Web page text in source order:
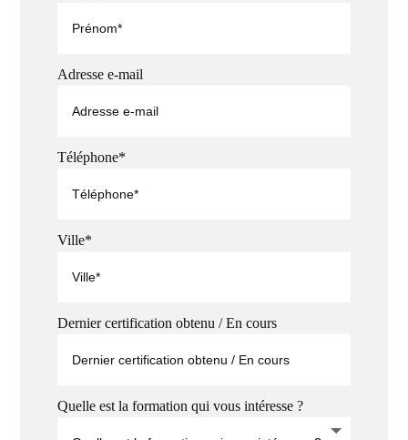
Adresse e-mail
Téléphone*
Ville*
Dernier certification obtenu / En cours
Quelle est la formation qui vous intéresse ?